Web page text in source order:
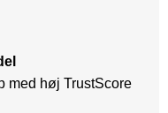
med høj TrustScore